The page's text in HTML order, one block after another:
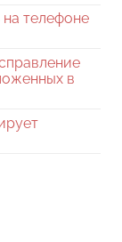
телефоне
в